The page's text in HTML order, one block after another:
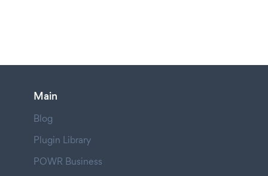
Main
Blog
Plugin Library
POWR Business